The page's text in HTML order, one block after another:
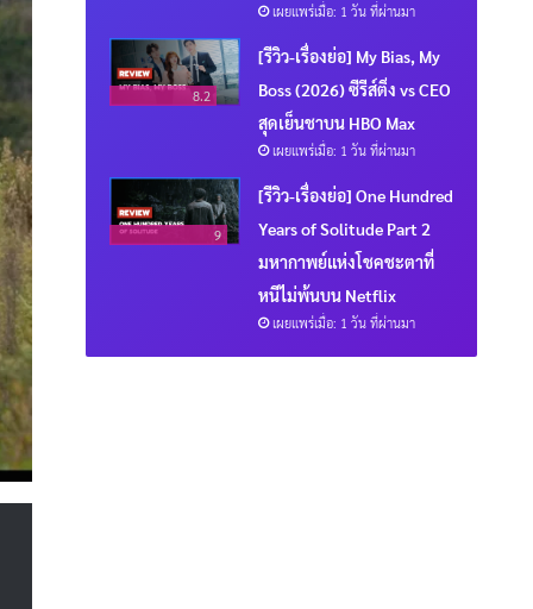
เผยแพร่เมื่อ: 1 วัน ที่ผ่านมา
8.2
[รีวิว-เรื่องย่อ] My Bias, My
Boss (2026) ซีรีส์ติ่ง vs CEO
สุดเย็นชาบน HBO Max
เผยแพร่เมื่อ: 1 วัน ที่ผ่านมา
9
[รีวิว-เรื่องย่อ] One Hundred
Years of Solitude Part 2
มหากาพย์แห่งโชคชะตาที่
หนีไม่พ้นบน Netflix
เผยแพร่เมื่อ: 1 วัน ที่ผ่านมา